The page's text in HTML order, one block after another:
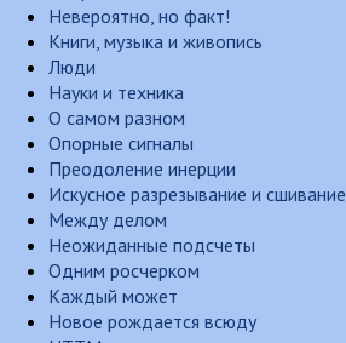
Невероятно, но факт!
Книги, музыка и живопись
Люди
Науки и техника
О самом разном
Опорные сигналы
Преодоление инерции
Искусное разрезывание и сшивание
Между делом
Неожиданные подсчеты
Одним росчерком
Каждый может
Новое рождается всюду